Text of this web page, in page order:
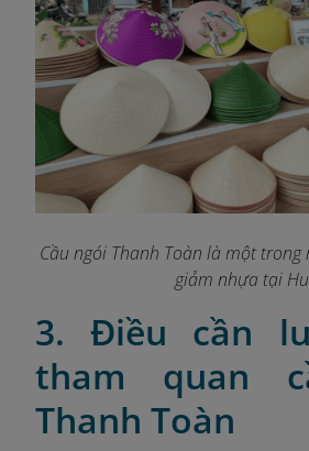
Cầu ngói Thanh Toàn là một
giảm nhựa tại
3. Điều cần
tham quan
Thanh Toàn